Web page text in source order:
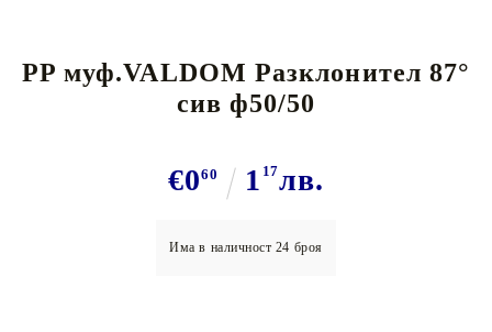
PP муф.VALDOM Разклонител 87°
сив ф50/50
€060 1 17лв.
Има в наличност 24 броя